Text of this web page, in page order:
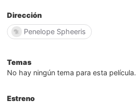
Dirección
Penelope Spheeris
Temas
No hay ningún tema para esta película.
Estreno